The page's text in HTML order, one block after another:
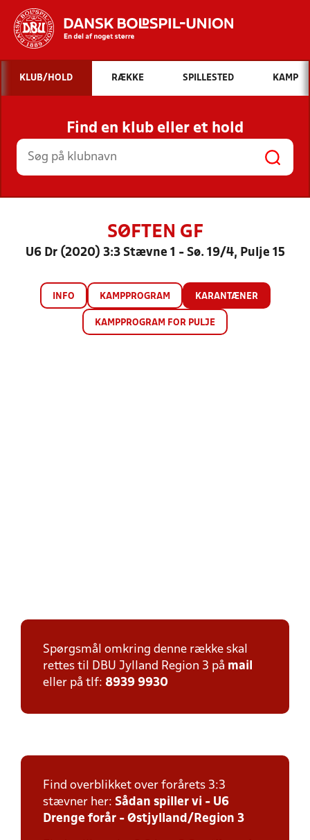
Hvad vil du søge efter?
INDHOLD OG NYHEDER
STILLINGER, RESULTATER, KLUBBER OG
HOLD
KLUB/HOLD RÆKKE SPILLESTED KAMP
Find en klub eller et hold
SØFTEN GF
U6 Dr (2020) 3:3 Stævne 1 - Sø. 19/4, Pulje 15
INFO KAMPPROGRAM KARANTÆNER
KAMPPROGRAM FOR PULJE
Spørgsmål omkring denne række skal
rettes til DBU Jylland Region 3 på mail
eller på tlf: 8939 9930
Find overblikket over forårets 3:3
stævner her: Sådan spiller vi - U6
Drenge forår - Østjylland/Region 3